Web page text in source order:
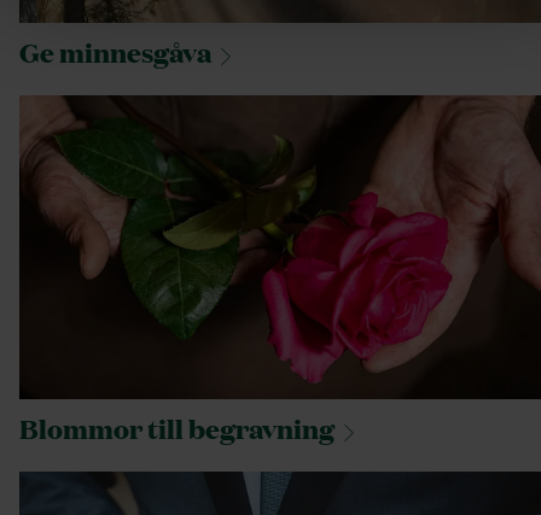
Geminnesgåva
Blommor tillbegravning